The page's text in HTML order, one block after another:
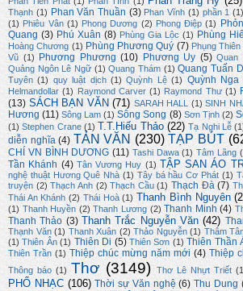
Thạnh (1) Phan Văn Thuần (3) Phan Vĩnh (1) phần 1 (1)
(1) Phiêu Vân (1) Phong Dương (2) Phong Điệp (1)
Quang (3) Phú Xuân (8) Phùng Gia Lộc (1) Phùng
Hoàng Chương (1) Phùng Phương Quý (7) Phụng Thiên
Vũ (1) Phương Phương (10) Phương Uy (5) Quan
Quảng Ngôn Lê Ngữ (1) Quang Thám (1) Quang Tuấn
Tuyên (1) quy luật dịch (1) Quỳnh Lệ (1) Quỳnh Nga
Helmandollar (1) Raymond Carver (1) Raymond Thư (1)
(13) SÁCH BẠN VĂN (71) SARAH HALL (1) SINH
Hương (11) Sông Lam (1) Sông Song (8) Sơn Tịnh (2)
(1) Stephen Crane (1) T.T.Hiếu Thảo (22) Tạ Nghi Lễ
diễn nghĩa (4) TẢN VĂN (230) TẠP BÚT
CHÍ VN BÌNH DƯƠNG (11) Tashi Dawa (1) Tâm Lãng
Tần Khánh (4) Tân Vương Huy (1) TẬP SAN ÁO
nghệ thuật Hương Quê Nhà (1) Tây bá hầu Cơ Phát (1)
truyện (2) Thạch Anh (2) Thạch Cầu (1) Thạch Đà (7)
Thái An Khánh (2) Thái Hoà (1) Thanh Bình Nguyên
(1) Thanh Huyền (2) Thanh Lương (2) Thanh Minh (4)
Thanh Thảo (3) Thanh Trắc Nguyễn Văn (42)
Thạnh Văn (1) Thanh Xuân (2) Thảo Nguyễn (1) Thâm
(1) Thiên Ân (1) Thiên Di (5) Thiên Sơn (1) Thiên Thần
Thiên Trần (1) Thiệp chúc mừng năm mới (4) Thiệp
Thông báo (1) Thơ (3149) Thơ Lê Nhựt Triết
PHỔ NHẠC (106) Thời sự Văn nghệ (6) Thu Dung